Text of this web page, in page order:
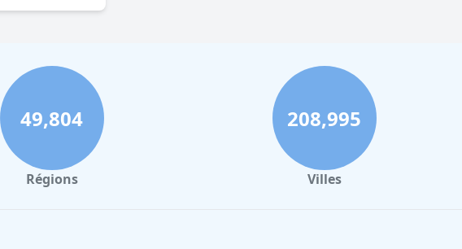
49,804
Régions
208,995
Villes